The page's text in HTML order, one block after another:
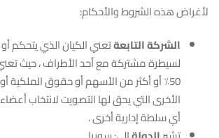
لأغراض هذه الشروط والأحكام:
الشركة التابعةتعني الكيان الذي يتحكم
لسيطرة مشتركة مع أحد الأطراف ، حيث
50٪ أو أكثر من الأسهم أو حقوق الملكية أو
الأخرى التي يحق لها التصويت لانتخاب
أي سلطة إدارية أخرى .